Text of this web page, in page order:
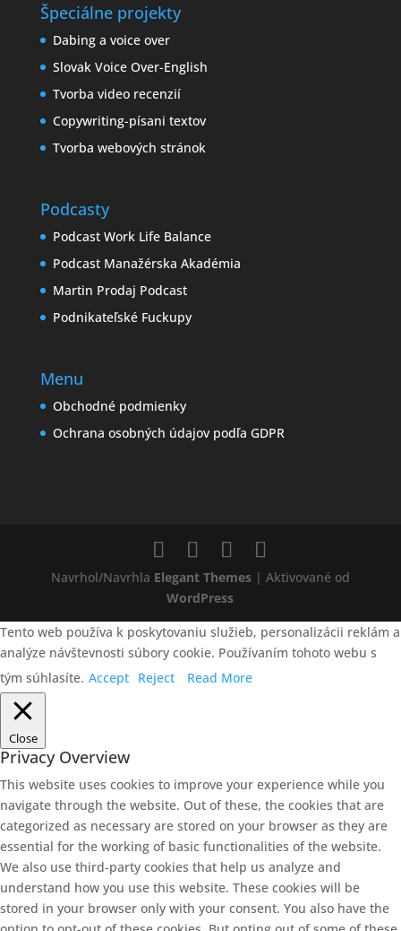
Špeciálne projekty
Dabing a voice over
Slovak Voice Over-English
Tvorba video recenzií
Copywriting-písani textov
Tvorba webových stránok
Podcasty
Podcast Work Life Balance
Podcast Manažérska Akadémia
Martin Prodaj Podcast
Podnikateľské Fuckupy
Menu
Obchodné podmienky
Ochrana osobných údajov podľa GDPR
Navrhol/Navrhla Elegant Themes| Aktivované od
WordPress
Tento web používa k poskytovaniu služieb, personalizácii reklám a
analýze návštevnosti súbory cookie. Používaním tohoto webu s
tým súhlasíte. Accept Reject Read More
Close
Privacy Overview
This website uses cookies to improve your experience while you
navigate through the website. Out of these, the cookies that are
categorized as necessary are stored on your browser as they are
essential for the working of basic functionalities of the website.
We also use third-party cookies that help us analyze and
understand how you use this website. These cookies will be
stored in your browser only with your consent. You also have the